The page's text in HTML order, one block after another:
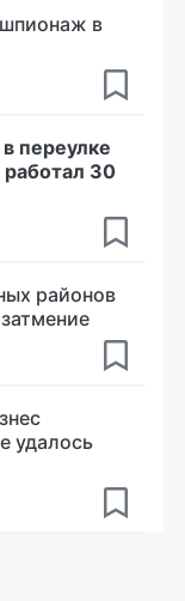
в
переулке
работал 30
районов
удалось